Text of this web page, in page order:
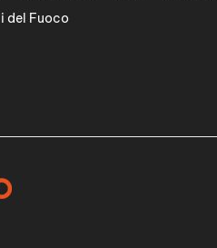
del Fuoco